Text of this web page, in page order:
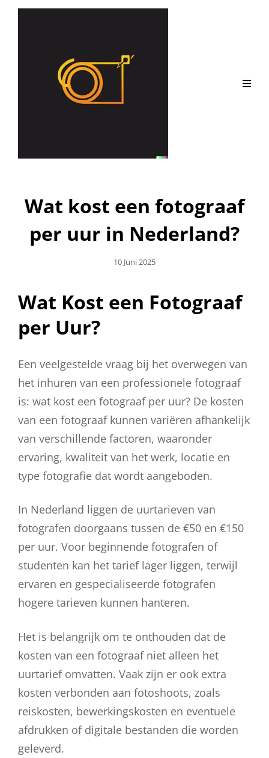
Wat kost een fotograaf
per uur in Nederland?
Geplaatst
10 Juni 2025
Wat Kost een Fotograaf
per Uur?
Een veelgestelde vraag bij het overwegen van
het inhuren van een professionele fotograaf
is: wat kost een fotograaf per uur? De kosten
van een fotograaf kunnen variëren afhankelijk
van verschillende factoren, waaronder
ervaring, kwaliteit van het werk, locatie en
type fotografie dat wordt aangeboden.
In Nederland liggen de uurtarieven van
fotografen doorgaans tussen de €50 en €150
per uur. Voor beginnende fotografen of
studenten kan het tarief lager liggen, terwijl
ervaren en gespecialiseerde fotografen
hogere tarieven kunnen hanteren.
Het is belangrijk om te onthouden dat de
kosten van een fotograaf niet alleen het
uurtarief omvatten. Vaak zijn er ook extra
kosten verbonden aan fotoshoots, zoals
reiskosten, bewerkingskosten en eventuele
afdrukken of digitale bestanden die worden
geleverd.